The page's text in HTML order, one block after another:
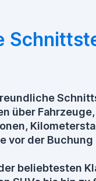
über Fahrzeuge,
vor der
beliebtesten